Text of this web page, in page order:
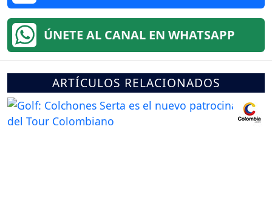
ÚNETE AL CANAL EN WHATSAPP
ARTÍCULOS RELACIONADOS